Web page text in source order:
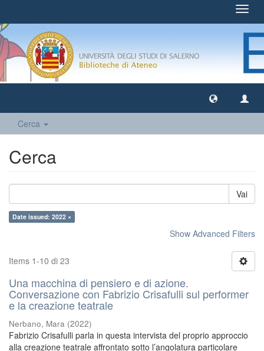
Cerca
Cerca
Vai
Date issued: 2022 ×
Show Advanced Filters
Items 1-10 di 23
Una macchina di pensiero e di azione.
Conversazione con Fabrizio Crisafulli sul performer
e la creazione teatrale
Nerbano, Mara (2022)
Fabrizio Crisafulli parla in questa intervista del proprio approccio
alla creazione teatrale affrontato sotto l’angolatura particolare